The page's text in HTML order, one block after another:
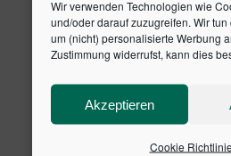
Wir verwenden Technologien wie
und/oder darauf zuzugreifen. Wir
um (nicht) personalisierte Werbung
Zustimmung widerrufst, kann dies
Akzeptieren
Cookie Richtlinie